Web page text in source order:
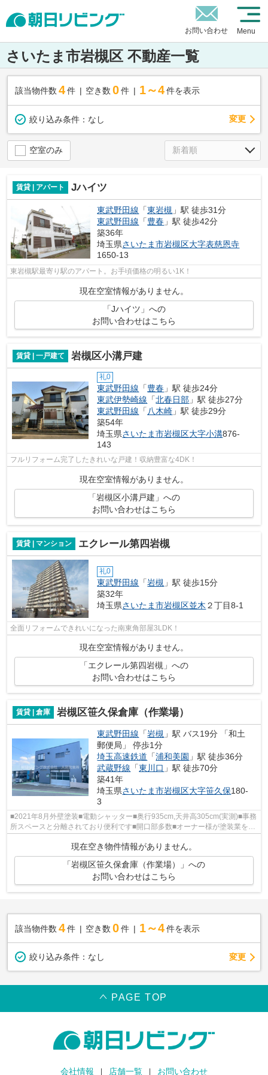
お問い合わせ Menu
さいたま市岩槻区 不動産一覧
該当物件数 4件 空き数 0 件 1～4 件を表示
絞り込み条件： なし 変更
空室のみ
賃貸 | アパート Jハイツ
東武野田線 「東岩槻 」駅 徒歩31分
東武野田線 「豊春 」駅 徒歩42分
築36年
埼玉県さいたま市岩槻区大字表慈恩寺
1650-13
東岩槻駅最寄り駅のアパート。お手頃価格の明るい1K！
現在空室情報がありません。
「Jハイツ」への
お問い合わせはこちら
賃貸 | 一戸建て 岩槻区小溝戸建
礼0
東武野田線 「豊春 」駅 徒歩24分
東武伊勢崎線 「北春日部 」駅 徒歩27分
東武野田線 「 八木崎 」駅 徒歩29分
築54年
埼玉県さいたま市岩槻区大字小溝876-
143
フルリフォーム完了したきれいな戸建！収納豊富な4DK！
現在空室情報がありません。
「岩槻区小溝戸建」への
お問い合わせはこちら
賃貸 | マンション エクレール第四岩槻
礼0
東武野田線 「岩槻 」駅 徒歩15分
築32年
埼玉県さいたま市岩槻区並木 ２丁目8-1
全面リフォームできれいになった南東角部屋3LDK！
現在空室情報がありません。
「エクレール第四岩槻」への
お問い合わせはこちら
賃貸 | 倉庫 岩槻区笹久保倉庫（作業場）
東武野田線 「岩槻 」駅 バス19分 「和土
郵便局」 停歩1分
埼玉高速鉄道 「浦和美園 」駅 徒歩36分
武蔵野線 「東川口 」駅 徒歩70分
築41年
埼玉県さいたま市岩槻区大字笹久保180-
3
■2021年8月外壁塗装■電動シャッター■奥行935cm,天井高305cm(実測)■事務
所スペースと分離されており便利です■開口部多数■オーナー様が塗装業を長
現在空き物件情報がありません。
「岩槻区笹久保倉庫（作業場）」への
お問い合わせはこちら
該当物件数 4件 空き数 0 件 1～4 件を表示
絞り込み条件： なし 変更
PAGE TOP
会社情報 店舗一覧 お問い合わせ